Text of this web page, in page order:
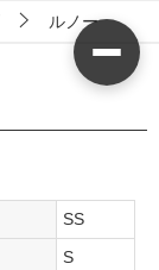
ルノー
SS
S